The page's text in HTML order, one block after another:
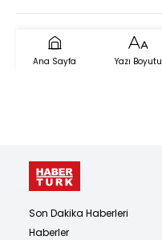
Ana Sayfa Yazı Boyutu
Son Dakika Haberleri
Haberler